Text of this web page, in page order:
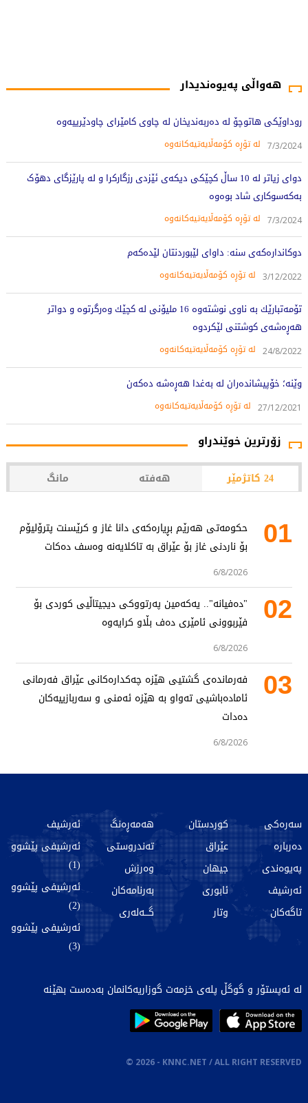
هەواڵی پەیوەندیدار
روداوێکی هاتوچۆ لە دەربەندیخان لە چاوی کامێرای چاودێرییەوە
7/3/2024 لە تۆڕە کۆمەڵایەتیەکانەوە
دوای زیاتر لە 10 ساڵ کچێکی دیکەی ئێزدی رزگارکرا و لە پارێزگای دهۆک
بەکەسوکاری شاد بوەوە
7/3/2024 لە تۆڕە کۆمەڵایەتیەکانەوە
دوکاندارەکەی سنە: داوای لێبوردنتان لێدەکەم
3/12/2022 لە تۆڕە کۆمەڵایەتیەکانەوە
تۆمەتبارێك بە ناوی نوشتەوە 16 ملیۆنی لە کچێك وەرگرتوە و دواتر
هەڕەشەی کوشتنی لێکردوە
24/8/2022 لە تۆڕە کۆمەڵایەتیەکانەوە
وێنە؛ خۆپیشاندەران لە بەغدا هەڕەشە دەکەن
27/12/2021 لە تۆڕە کۆمەڵایەتیەکانەوە
زۆرترین خوێندراو
24 کاتژمێر هەفتە مانگ
01
حکومەتی هەرێم بڕیارەکەی دانا غاز و کرێسنت پترۆلیۆم
بۆ ناردنی غاز بۆ عێراق بە تاکلایەنە وەسف دەکات
6/8/2026
02
"دەفیانە".. یەکەمین پەرتووکی دیجیتاڵیی کوردی بۆ
فێربوونی ئامێری دەف بڵاو کرایەوە
6/8/2026
03
فەرماندەی گشتیی هێزە چەکدارەکانی عێراق فەرمانی
ئامادەباشیی تەواو بە هێزە ئەمنی و سەربازییەکان
دەدات
6/8/2026
سەرەکی
دەربارە
پەیوەندی
ئەرشیف
تاگەکان
کوردستان
عێراق
جیهان
ئابوری
وتار
هەمەڕەنگ
تەندروستی
وەرزش
بەرنامەکان
گـــەلەری
ئەرشیف
ئەرشیفی پێشوو
(1)
ئەرشیفی پێشوو
(2)
ئەرشیفی پێشوو
(3)
لە ئەپستۆر و گوگڵ پلەی خزمەت گوزاریەکانمان بەدەست بهێنە
© 2026 - KNNC.NET / ALL RIGHT RESERVED